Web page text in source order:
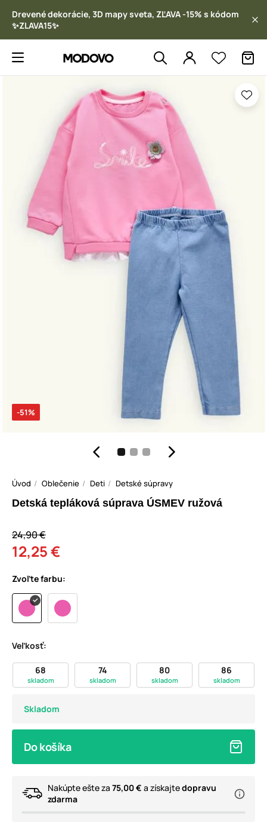
Drevené dekorácie, 3D mapy sveta, ZĽAVA -15% s kódom
✨ZLAVA15✨
-51%
Úvod Oblečenie Deti Detské súpravy
Detská tepláková súprava ÚSMEV ružová
24,90 €
12,25 €
Zvoľte farbu:
Veľkosť:
68
skladom
74
skladom
80
skladom
86
skladom
Skladom
Do košíka
Nakúpte ešte za 75,00 € a získajtedopravu
zdarma